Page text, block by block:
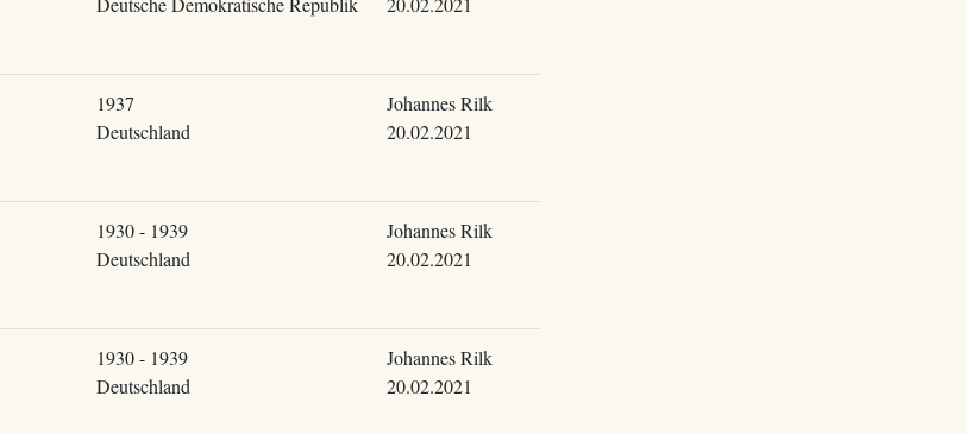
1937
Deutschland
Johannes Rilk
20.02.2021
1930 - 1939
Deutschland
Johannes Rilk
20.02.2021
1930 - 1939
Deutschland
Johannes Rilk
20.02.2021